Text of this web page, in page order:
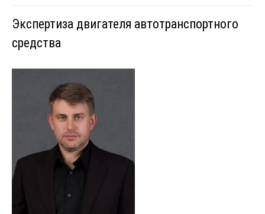
Экспертиза двигателя автотранспортного
средства